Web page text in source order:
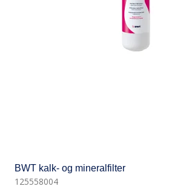
BWT kalk- og mineralfilter
125558004